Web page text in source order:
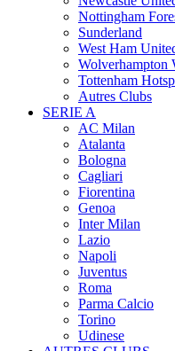
Nottingham
Sunderland
West Ham
Wolverhampton
Tottenham
Autres Clubs
SERIE A
AC Milan
Atalanta
Bologna
Cagliari
Fiorentina
Genoa
Inter Milan
Lazio
Napoli
Juventus
Roma
Parma Calcio
Torino
Udinese